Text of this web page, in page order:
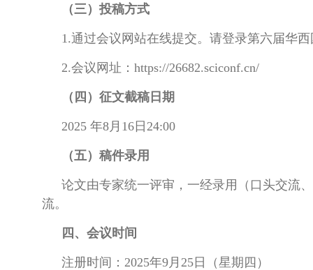
（三）投稿方式
1.通过会议网站在线提交。请登录第六届华
2.会议网址：https://26682.sciconf.cn/
（四）征文截稿日期
2025 年8月16日24:00
（五）稿件录用
论文由专家统一评审，一经录用（口头交流
流。
四、会议时间
注册时间：2025年9月25日（星期四）